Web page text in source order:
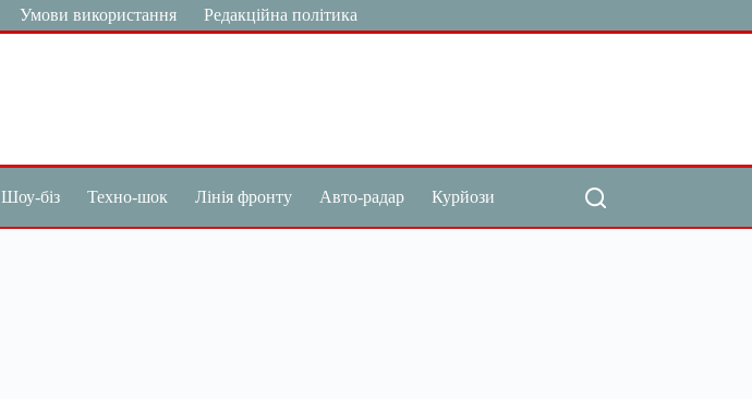
Умови використання Редакційна політика
Шоу-біз Техно-шок Лінія фронту Авто-радар Курйози